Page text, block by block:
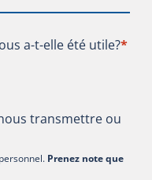
a-t-elle été utile?
a-t-elle été utile?*
transmettre ou
Prenez note que